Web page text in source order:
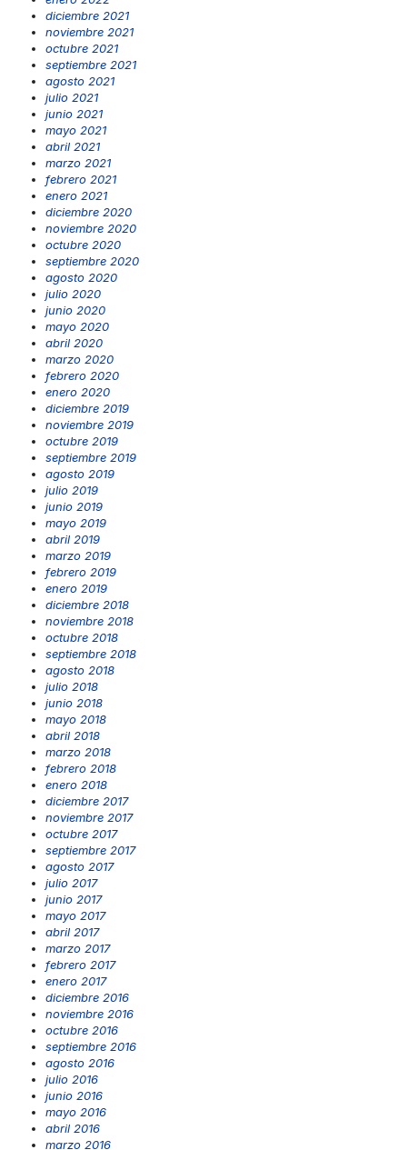
diciembre 2021
noviembre 2021
octubre 2021
septiembre 2021
agosto 2021
julio 2021
junio 2021
mayo 2021
abril 2021
marzo 2021
febrero 2021
enero 2021
diciembre 2020
noviembre 2020
octubre 2020
septiembre 2020
agosto 2020
julio 2020
junio 2020
mayo 2020
abril 2020
marzo 2020
febrero 2020
enero 2020
diciembre 2019
noviembre 2019
octubre 2019
septiembre 2019
agosto 2019
julio 2019
junio 2019
mayo 2019
abril 2019
marzo 2019
febrero 2019
enero 2019
diciembre 2018
noviembre 2018
octubre 2018
septiembre 2018
agosto 2018
julio 2018
junio 2018
mayo 2018
abril 2018
marzo 2018
febrero 2018
enero 2018
diciembre 2017
noviembre 2017
octubre 2017
septiembre 2017
agosto 2017
julio 2017
junio 2017
mayo 2017
abril 2017
marzo 2017
febrero 2017
enero 2017
diciembre 2016
noviembre 2016
octubre 2016
septiembre 2016
agosto 2016
julio 2016
junio 2016
mayo 2016
abril 2016
marzo 2016